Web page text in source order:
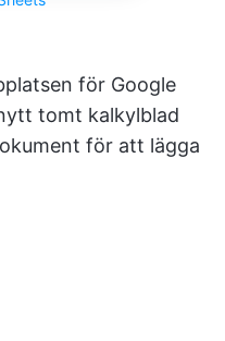
för Google
tomt kalkylblad
för att lägga